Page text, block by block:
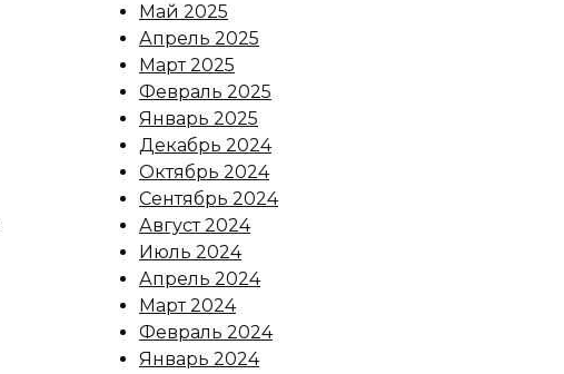
Май 2025
Апрель 2025
Март 2025
Февраль 2025
Январь 2025
Декабрь 2024
Октябрь 2024
Сентябрь 2024
Август 2024
Июль 2024
Апрель 2024
Март 2024
Февраль 2024
Январь 2024